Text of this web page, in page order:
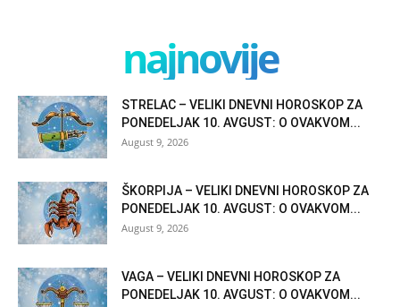
najnovije
STRELAC – VELIKI DNEVNI HOROSKOP ZA
PONEDELJAK 10. AVGUST: O OVAKVOM...
August 9, 2026
ŠKORPIJA – VELIKI DNEVNI HOROSKOP ZA
PONEDELJAK 10. AVGUST: O OVAKVOM...
August 9, 2026
VAGA – VELIKI DNEVNI HOROSKOP ZA
PONEDELJAK 10. AVGUST: O OVAKVOM...